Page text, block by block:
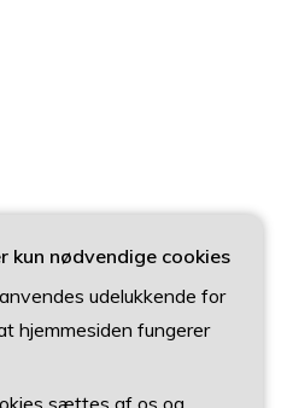
kun nødvendige cookies
udelukkende for
hjemmesiden fungerer
sættes af os og